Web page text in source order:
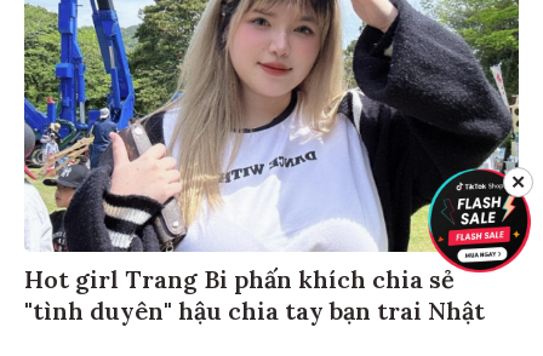
Hot girl Trang Bi phấn khích chia sẻ
"tình duyên" hậu chia tay bạn trai Nhật
✕